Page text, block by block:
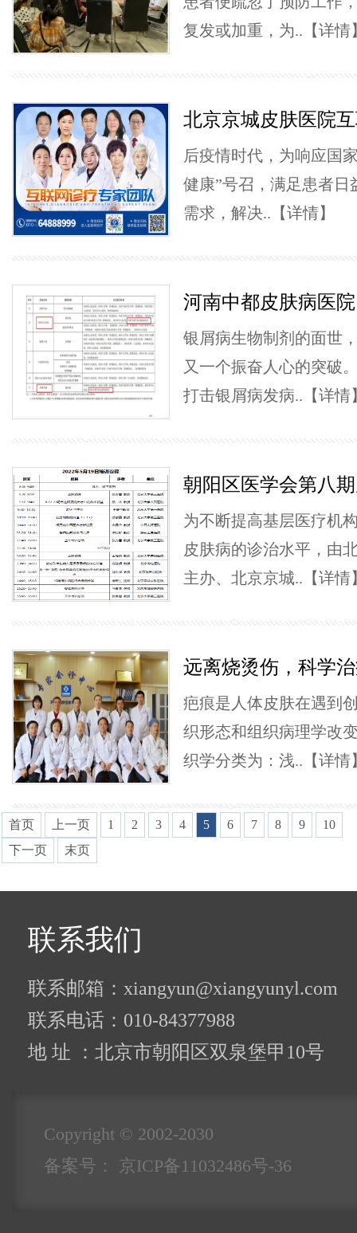
复发或加重，为.. 【详情
北京京城皮肤医院
后疫情时代，为响应国
健康”号召，满足患者日
需求，解决.. 【详情】
河南中都皮肤病医
银屑病生物制剂的面世
又一个振奋人心的突破
打击银屑病发病.. 【详情
朝阳区医学会第八
为不断提高基层医疗机
皮肤病的诊治水平，由
主办、北京京城.. 【详情
远离烧烫伤，科学
疤痕是人体皮肤在遇到
织形态和组织病理学改
织学分类为：浅.. 【详情
首页 上一页 1 2 3 4 5 6 7 8 9
10
下一页
末页
联系我们
联系邮箱：xiangyun@xiangyunyl.com
联系电话：010-84377988
地 址 ：北京市朝阳区双泉堡甲10号
Copyright © 2002-2030
备案号： 京ICP备11032486号-36